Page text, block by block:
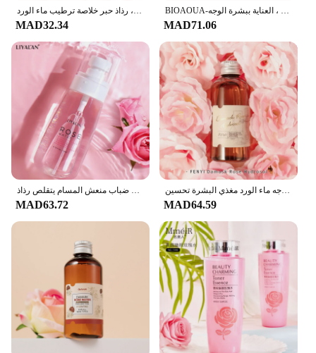
رذاذ حبر خلاصة ترطيب ماء الورد ، SPF30 ، التحكم في الزيوت المنعشة ، بعد إصلاح أشعة الشمس ، هيدروسول ، ضباب
MAD32.34
BIOAOUA-حبر حمض الهيالورونيك الوردي ، تقليص المسام ، قفل المياه ، الترطيب ، مضاد للتجاعيد ، الرفع ، الشد ، العناية ببشرة الوجه
MAD71.06
يولان ماء الورد الجاف للبشرة ترطيب ثبات الحبر للوجه العناية بالبشرة ترطيب الوجه ضباب منعش المسام يتقلص رذاذ
MAD63.72
العناية بالوجه ماء الورد مغذي البشرة تحسين Dullness مكافحة الشيخوخة منظِّف ملطف للوجه الدمشقي هيدروسول منتجات العناية بالبشرة الكورية 105 مللي
MAD64.59